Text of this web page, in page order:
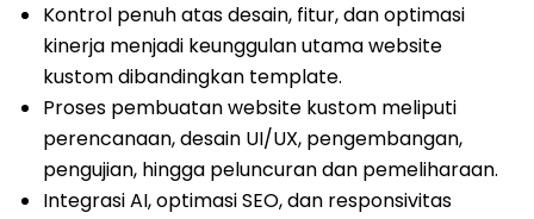
Kontrol penuh atas desain, fitur, dan optimasi
kinerja menjadi keunggulan utama website
kustom dibandingkan template.
Proses pembuatan website kustom meliputi
perencanaan, desain UI/UX, pengembangan,
pengujian, hingga peluncuran dan pemeliharaan.
Integrasi AI, optimasi SEO, dan responsivitas